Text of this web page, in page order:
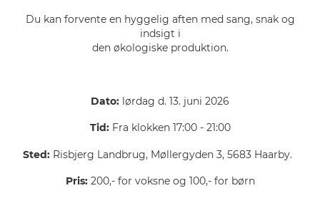
Du kan forvente en hyggelig aften med sang, snak og
indsigt i
den økologiske produktion.
Dato: lørdag d. 13. juni 2026
Tid:Fra klokken 17:00 - 21:00
Sted:Risbjerg Landbrug, Møllergyden 3, 5683 Haarby.
Pris: 200,- for voksne og 100,- for børn